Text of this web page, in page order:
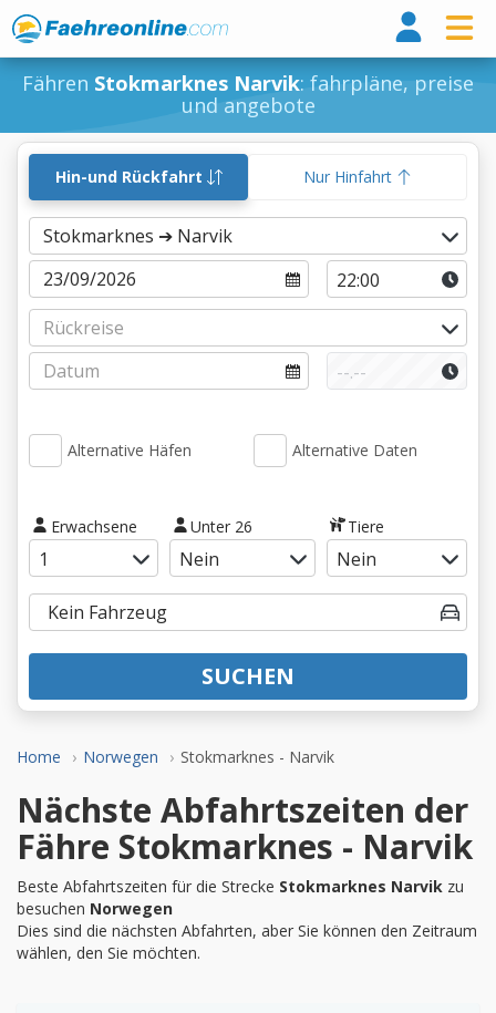
Fähren Stokmarknes Narvik: fahrpläne, preise
und angebote
Home Norwegen Stokmarknes - Narvik
Hin-und Rückfahrt Nur Hinfahrt
Alternative Häfen Alternative Daten
Erwachsene Unter 26 Tiere
SUCHEN
Nächste Abfahrtszeiten der
Fähre Stokmarknes - Narvik
Beste Abfahrtszeiten für die Strecke Stokmarknes Narvik zu
besuchen Norwegen
Dies sind die nächsten Abfahrten, aber Sie können den Zeitraum
wählen, den Sie möchten.